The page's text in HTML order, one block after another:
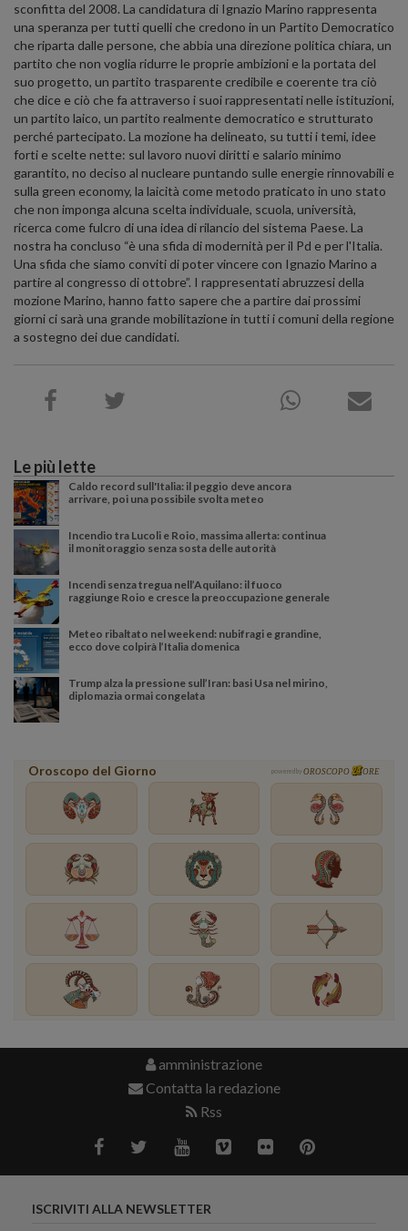
sconfitta del 2008. La candidatura di Ignazio Marino rappresenta
una speranza per tutti quelli che credono in un Partito Democratico
che riparta dalle persone, che abbia una direzione politica chiara, un
partito che non voglia ridurre le proprie ambizioni e la portata del
suo progetto, un partito trasparente credibile e coerente tra ciò
che dice e ciò che fa attraverso i suoi rappresentati nelle istituzioni,
un partito laico, un partito realmente democratico e strutturato
perché partecipato. La mozione ha delineato, su tutti i temi, idee
forti e scelte nette: sul lavoro nuovi diritti e salario minimo
garantito, no deciso al nucleare puntando sulle energie rinnovabili e
sulla green economy, la laicità come metodo praticato in uno stato
che non imponga alcuna scelta individuale, scuola, università,
ricerca come fulcro di una idea di rilancio del sistema Paese. La
nostra ha concluso “è una sfida di modernità per il Pd e per l'Italia.
Una sfida che siamo conviti di poter vincere con Ignazio Marino a
partire al congresso di ottobre”. I rappresentati abruzzesi della
mozione Marino, hanno fatto sapere che a partire dai prossimi
giorni ci sarà una grande mobilitazione in tutti i comuni della regione
a sostegno dei due candidati.
Le più lette
Caldo record sull'Italia: il peggio deve ancora
arrivare, poi una possibile svolta meteo
Incendio tra Lucoli e Roio, massima allerta: continua
il monitoraggio senza sosta delle autorità
Incendi senza tregua nell’Aquilano: il fuoco
raggiunge Roio e cresce la preoccupazione generale
Meteo ribaltato nel weekend: nubifragi e grandine,
ecco dove colpirà l’Italia domenica
Trump alza la pressione sull’Iran: basi Usa nel mirino,
diplomazia ormai congelata
Oroscopo del Giorno powered by OROSCOPO ORE
amministrazione
Contatta la redazione
Rss
ISCRIVITI ALLA NEWSLETTER